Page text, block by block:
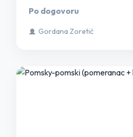
Po dogovoru
Gordana Zoretić